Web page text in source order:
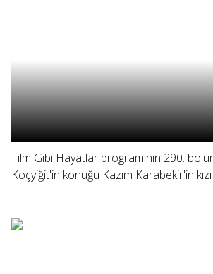
Film Gibi Hayatlar programının 290.
Koçyiğit'in konuğu Kazım Karabekir'in